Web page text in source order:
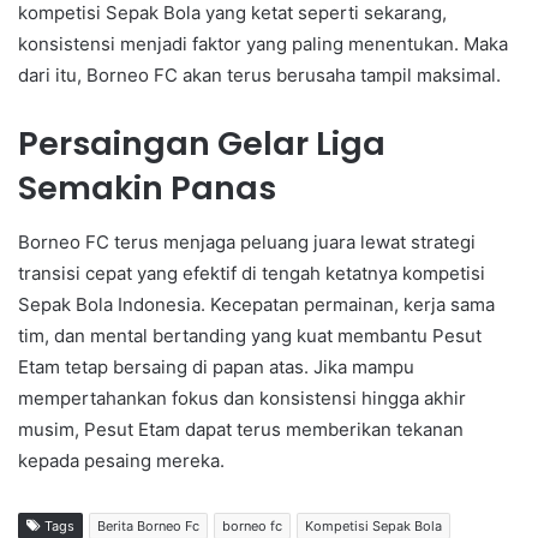
kompetisi Sepak Bola yang ketat seperti sekarang,
konsistensi menjadi faktor yang paling menentukan. Maka
dari itu, Borneo FC akan terus berusaha tampil maksimal.
Persaingan Gelar Liga
Semakin Panas
Borneo FC terus menjaga peluang juara lewat strategi
transisi cepat yang efektif di tengah ketatnya kompetisi
Sepak Bola Indonesia. Kecepatan permainan, kerja sama
tim, dan mental bertanding yang kuat membantu Pesut
Etam tetap bersaing di papan atas. Jika mampu
mempertahankan fokus dan konsistensi hingga akhir
musim, Pesut Etam dapat terus memberikan tekanan
kepada pesaing mereka.
Tags Berita Borneo Fc borneo fc
Kompetisi Sepak Bola